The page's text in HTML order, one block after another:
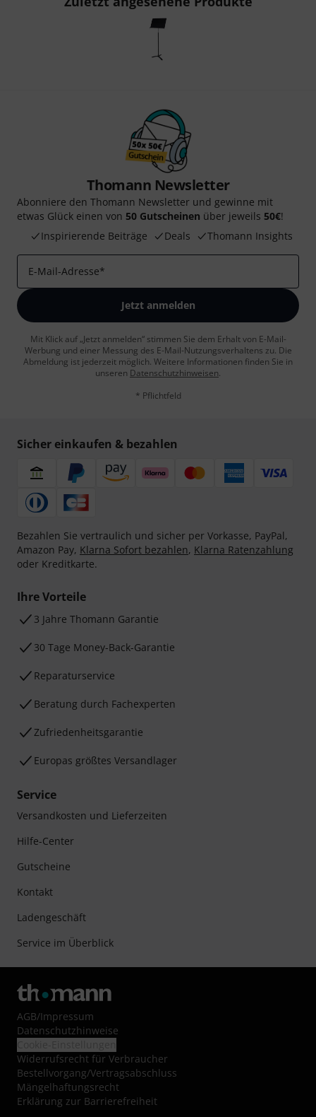
Thomann Newsletter
Abonniere den Thomann Newsletter und gewinne mit
etwas Glück einen von 50 Gutscheinen über jeweils 50€!
Inspirierende Beiträge
Deals Thomann Insights
E-Mail-Adresse*
Jetzt anmelden
Mit Klick auf „Jetzt anmelden“ stimmen Sie dem Erhalt von E-Mail-
Werbung und einer Messung des E-Mail-Nutzungsverhaltens zu. Die
Abmeldung ist jederzeit möglich. Weitere Informationen finden Sie in
unseren Datenschutzhinweisen.
* Pflichtfeld
Sicher einkaufen & bezahlen
Bezahlen Sie vertraulich und sicher per Vorkasse, PayPal,
Amazon Pay, Klarna Sofort bezahlen, Klarna Ratenzahlung
oder Kreditkarte.
Ihre Vorteile
3 Jahre Thomann Garantie
30 Tage Money-Back-Garantie
Reparaturservice
Beratung durch Fachexperten
Zufriedenheitsgarantie
Europas größtes Versandlager
Service
Versandkosten und Lieferzeiten
Hilfe-Center
Gutscheine
Kontakt
Ladengeschäft
Service im Überblick
AGB/Impressum
Datenschutzhinweise
Widerrufsrecht für Verbraucher
Bestellvorgang/Vertragsabschluss
Mängelhaftungsrecht
Erklärung zur Barrierefreiheit